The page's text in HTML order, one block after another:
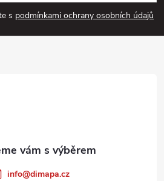
s podmínkami ochrany osobních údajů
info@dimapa.cz